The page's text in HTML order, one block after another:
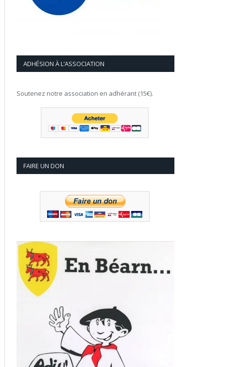
ADHÉSION À L’ASSOCIATION
Soutenez notre association en adhérant (15€).
FAIRE UN DON